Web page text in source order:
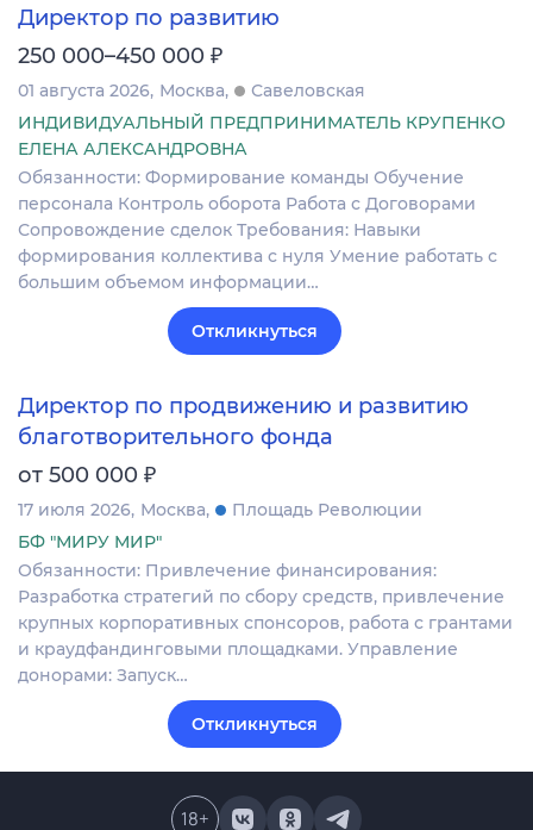
Директор по развитию
250 000–450 000 ₽
01 августа 2026 Москва
Савеловская
ИНДИВИДУАЛЬНЫЙ ПРЕДПРИНИМАТЕЛЬ КРУПЕНКО
ЕЛЕНА АЛЕКСАНДРОВНА
Обязанности: Формирование команды Обучение
персонала Контроль оборота Работа с Договорами
Сопровождение сделок Требования: Навыки
формирования коллектива с нуля Умение работать с
большим объемом информации…
Откликнуться
Директор по продвижению и развитию
благотворительного фонда
от 500 000 ₽
17 июля 2026 Москва
Площадь Революции
БФ "МИРУ МИР"
Обязанности: Привлечение финансирования:
Разработка стратегий по сбору средств, привлечение
крупных корпоративных спонсоров, работа с грантами
и краудфандинговыми площадками. Управление
донорами: Запуск…
Откликнуться
18+